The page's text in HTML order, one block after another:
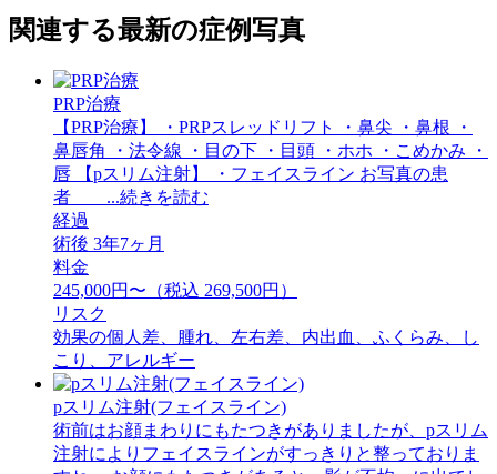
関連する最新の症例写真
PRP治療
【PRP治療】 ・PRPスレッドリフト ・鼻尖 ・鼻根 ・
鼻唇角 ・法令線 ・目の下 ・目頭 ・ホホ ・こめかみ ・
唇 【pスリム注射】 ・フェイスライン お写真の患
者 ...続きを読む
経過
術後 3年7ヶ月
料金
245,000円〜（税込 269,500円）
リスク
効果の個人差、腫れ、左右差、内出血、ふくらみ、し
こり、アレルギー
pスリム注射(フェイスライン)
術前はお顔まわりにもたつきがありましたが、pスリム
注射によりフェイスラインがすっきりと整っておりま